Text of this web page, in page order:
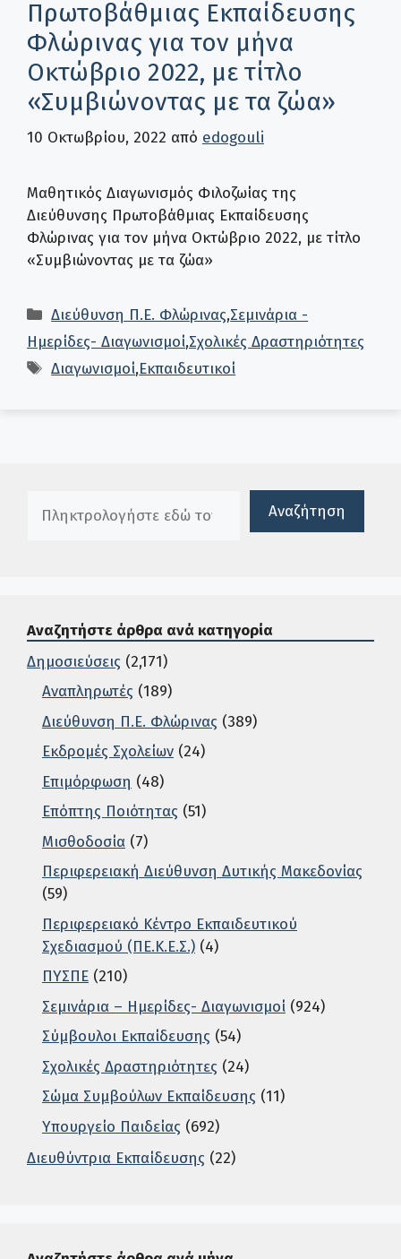
Πρωτοβάθμιας Εκπαίδευσης
Φλώρινας για τον μήνα
Οκτώβριο 2022, με τίτλο
«Συμβιώνοντας με τα ζώα»
10 Οκτωβρίου, 2022 από edogouli
Μαθητικός Διαγωνισμός Φιλοζωίας της
Διεύθυνσης Πρωτοβάθμιας Εκπαίδευσης
Φλώρινας για τον μήνα Οκτώβριο 2022, με τίτλο
«Συμβιώνοντας με τα ζώα»
Κατηγορίες
Διεύθυνση Π.Ε. Φλώρινας,Σεμινάρια -
Ημερίδες- Διαγωνισμοί,Σχολικές Δραστηριότητες
Ετικέτες
Διαγωνισμοί,Εκπαιδευτικοί
Αναζήτηση
Αναζητήστε άρθρα ανά κατηγορία
Δημοσιεύσεις (2,171)
Αναπληρωτές (189)
Διεύθυνση Π.Ε. Φλώρινας (389)
Εκδρομές Σχολείων (24)
Επιμόρφωση (48)
Επόπτης Ποιότητας (51)
Μισθοδοσία (7)
Περιφερειακή Διεύθυνση Δυτικής Μακεδονίας
(59)
Περιφερειακό Κέντρο Εκπαιδευτικού
Σχεδιασμού (ΠΕ.Κ.Ε.Σ.) (4)
ΠΥΣΠΕ (210)
Σεμινάρια – Ημερίδες- Διαγωνισμοί (924)
Σύμβουλοι Εκπαίδευσης (54)
Σχολικές Δραστηριότητες (24)
Σώμα Συμβούλων Εκπαίδευσης (11)
Υπουργείο Παιδείας (692)
Διευθύντρια Εκπαίδευσης (22)